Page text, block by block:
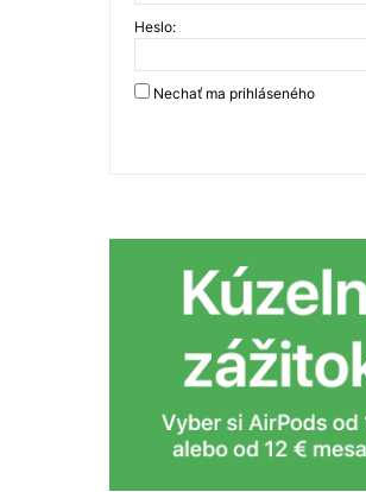
Heslo:
Nechať ma prihláseného